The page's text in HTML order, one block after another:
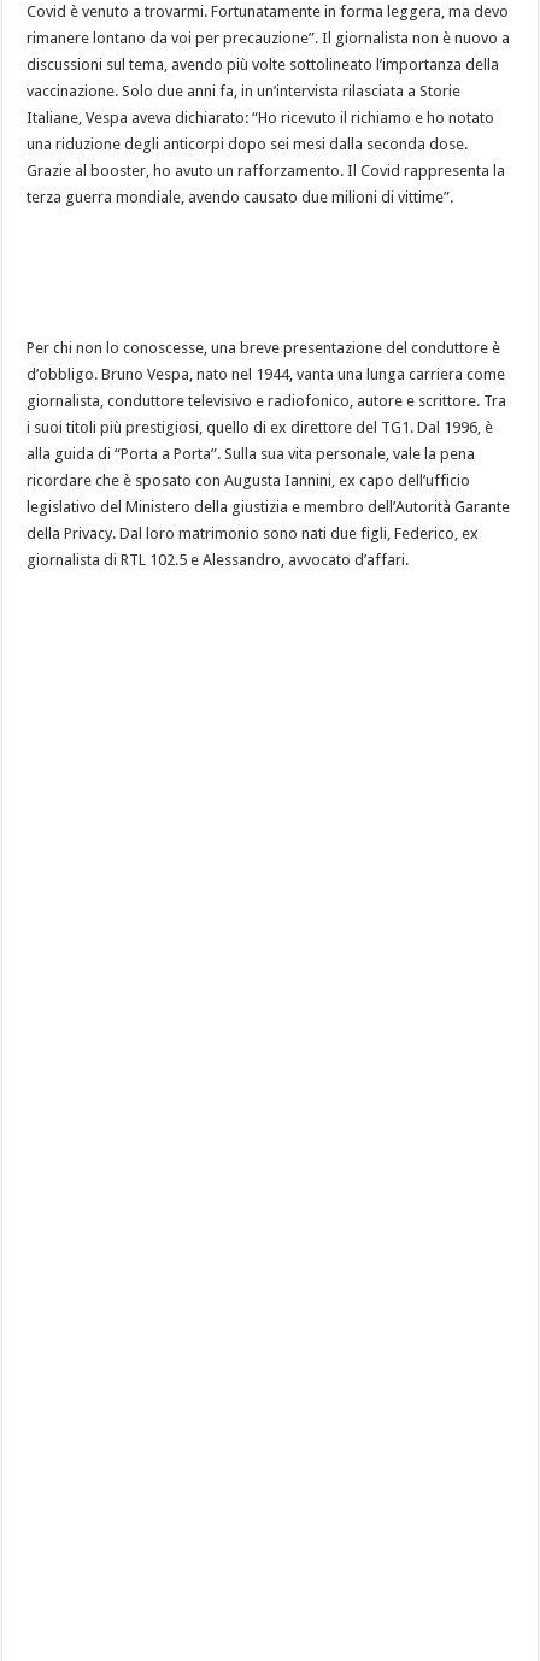
Covid è venuto a trovarmi. Fortunatamente in forma leggera, ma devo
rimanere lontano da voi per precauzione”. Il giornalista non è nuovo a
discussioni sul tema, avendo più volte sottolineato l’importanza della
vaccinazione. Solo due anni fa, in un’intervista rilasciata a Storie
Italiane, Vespa aveva dichiarato: “Ho ricevuto il richiamo e ho notato
una riduzione degli anticorpi dopo sei mesi dalla seconda dose.
Grazie al booster, ho avuto un rafforzamento. Il Covid rappresenta la
terza guerra mondiale, avendo causato due milioni di vittime”.
Per chi non lo conoscesse, una breve presentazione del conduttore è
d’obbligo. Bruno Vespa, nato nel 1944, vanta una lunga carriera come
giornalista, conduttore televisivo e radiofonico, autore e scrittore. Tra
i suoi titoli più prestigiosi, quello di ex direttore del TG1. Dal 1996, è
alla guida di “Porta a Porta”. Sulla sua vita personale, vale la pena
ricordare che è sposato con Augusta Iannini, ex capo dell’ufficio
legislativo del Ministero della giustizia e membro dell’Autorità Garante
della Privacy. Dal loro matrimonio sono nati due figli, Federico, ex
giornalista di RTL 102.5 e Alessandro, avvocato d’affari.